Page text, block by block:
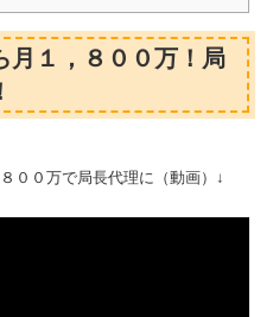
月１，８００万！局
００万で局長代理に（動画）↓